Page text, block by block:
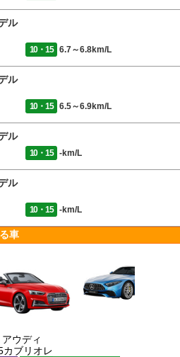
ル
10・15 6.7～6.8km/L
ル
10・15 6.5～6.9km/L
ル
10・15 -km/L
ル
10・15 -km/L
車
アウディ
カブリオレ